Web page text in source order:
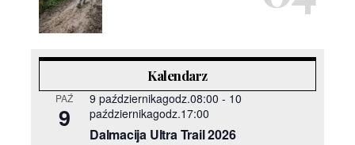
Kalendarz
PAŹ
9
9 październikagodz.08:00 - 10
październikagodz.17:00
Dalmacija Ultra Trail 2026